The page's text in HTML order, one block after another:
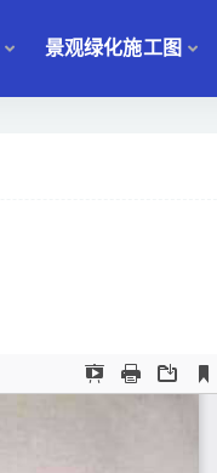
景观绿化施工图